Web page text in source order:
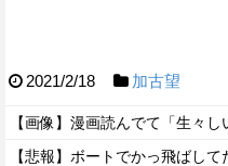
2021/2/18 加古望
【画像】漫画読んでて「生々
【悲報】ボートでかっ飛ばし